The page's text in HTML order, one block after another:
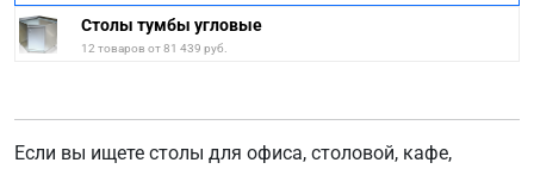
Столы тумбы угловые
12 товаров от 81 439 руб.
Если вы ищете столы для офиса, столовой, кафе,